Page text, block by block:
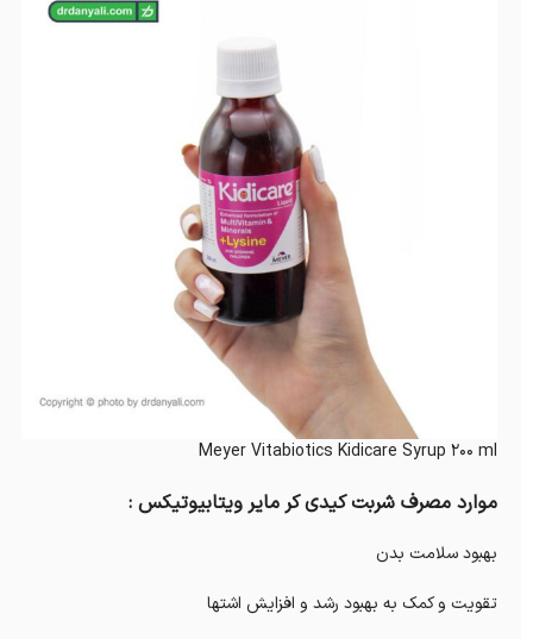
Meyer Vitabiotics Kidicare Syrup 200 ml
موارد مصرف شربت کیدی کر مایر ویتابیوتیکس :
بهبود سلامت بدن
تقویت و کمک به بهبود رشد و افزایش اشتها